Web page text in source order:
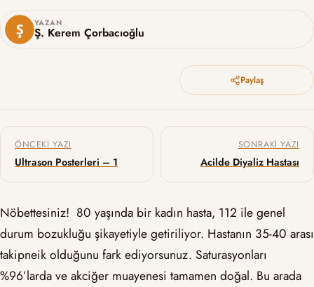
YAZAN
Ş. Kerem Çorbacıoğlu
Paylaş
Yazı gezinmesi
ÖNCEKI YAZI
Ultrason Posterleri – 1
SONRAKI YAZI
Acilde Diyaliz Hastası
Nöbettesiniz! 80 yaşında bir kadın hasta, 112 ile genel
durum bozukluğu şikayetiyle getiriliyor. Hastanın 35-40 arası
takipneik olduğunu fark ediyorsunuz. Saturasyonları
%96’larda ve akciğer muayenesi tamamen doğal. Bu arada